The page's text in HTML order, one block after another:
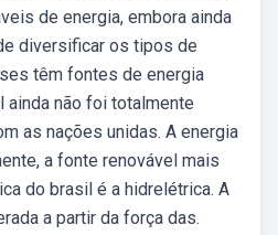
de energia, embora ainda
diversificar os tipos de
têm fontes de energia
ainda não foi totalmente
as nações unidas. A energia
a fonte renovável mais
do brasil é a hidrelétrica. A
a partir da força das.